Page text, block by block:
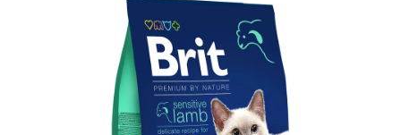
PRO CHOVATELE